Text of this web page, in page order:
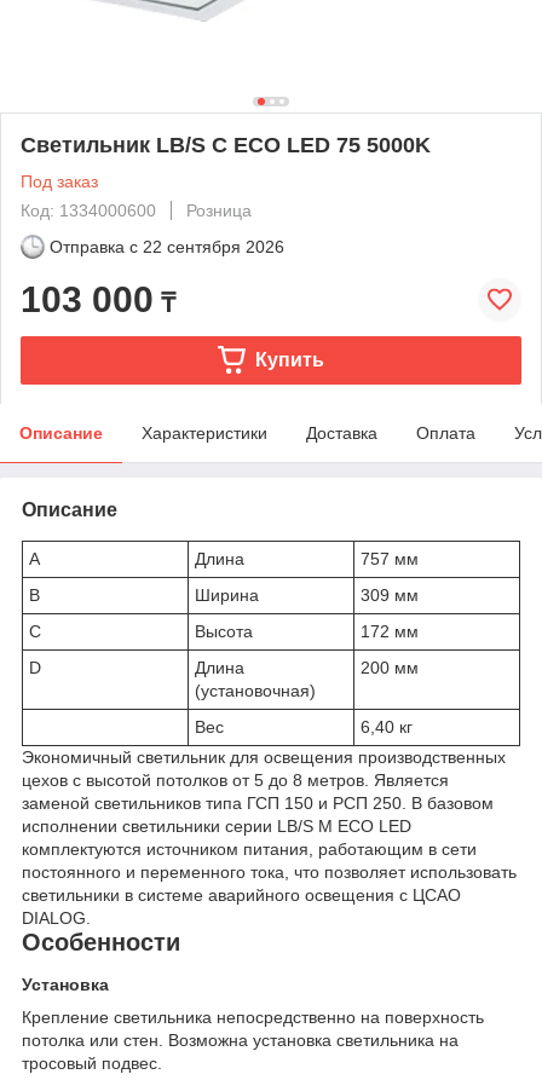
Светильник LB/S C ECO LED 75 5000K
Под заказ
Код: 1334000600
Розница
Отправка с 22 сентября 2026
103 000 ₸
Купить
Описание Характеристики Доставка Оплата
Описание
A Длина
757 мм
B
Ширина
309 мм
C
Высота
172 мм
D
Длина
(установочная)
200 мм
Вес
6,40 кг
Экономичный светильник для освещения производственных
цехов с высотой потолков от 5 до 8 метров. Является
заменой светильников типа ГСП 150 и РСП 250. В базовом
исполнении светильники серии LB/S M ECO LED
комплектуются источником питания, работающим в сети
постоянного и переменного тока, что позволяет использовать
светильники в системе аварийного освещения с ЦСАО
DIALOG.
Особенности
Установка
Крепление светильника непосредственно на поверхность
потолка или стен. Возможна установка светильника на
тросовый подвес.